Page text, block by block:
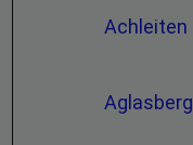
Achleiten
Aglasberg